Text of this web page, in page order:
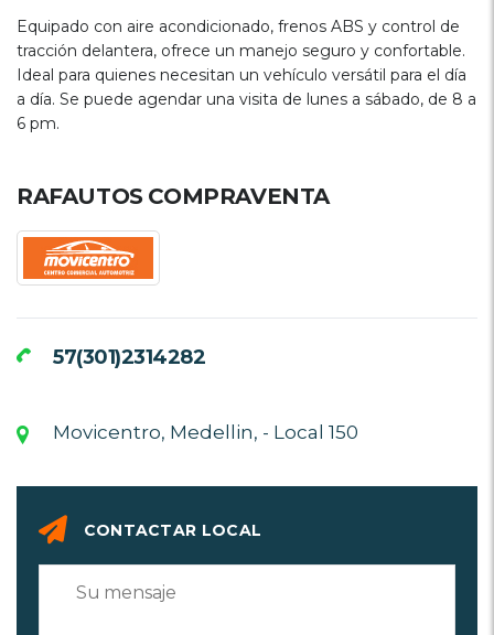
Equipado con aire acondicionado, frenos ABS y control de
tracción delantera, ofrece un manejo seguro y confortable.
Ideal para quienes necesitan un vehículo versátil para el día
a día. Se puede agendar una visita de lunes a sábado, de 8 a
6 pm.
RAFAUTOS COMPRAVENTA
57(301)2314282
Movicentro, Medellin, - Local 150
CONTACTAR LOCAL